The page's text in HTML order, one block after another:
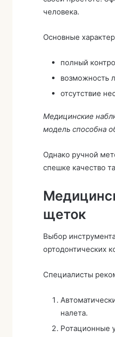
человека.
Основные
полный
возможность
отсутствие
Медицинские
модель способна
Однако ручной
спешке качество
щеток
Выбор
ортодонтических
Специалисты
налета.
Ротационные